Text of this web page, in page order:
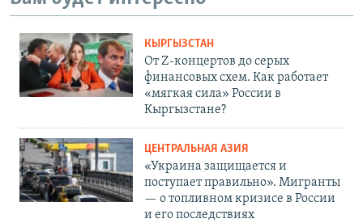
КЫРГЫЗСТАН
От Z-концертов до серых
финансовых схем. Как работает
«мягкая сила» России в
Кыргызстане?
ЦЕНТРАЛЬНАЯ АЗИЯ
«Украина защищается и
поступает правильно». Мигранты
— о топливном кризисе в России
и его последствиях